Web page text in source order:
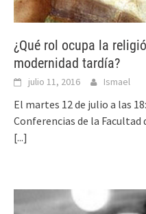
¿Qué rol ocupa la
modernidad tardía?
julio 11, 2016 Ismael
El martes 12 de julio a las
Conferencias de la Facultad
[...]